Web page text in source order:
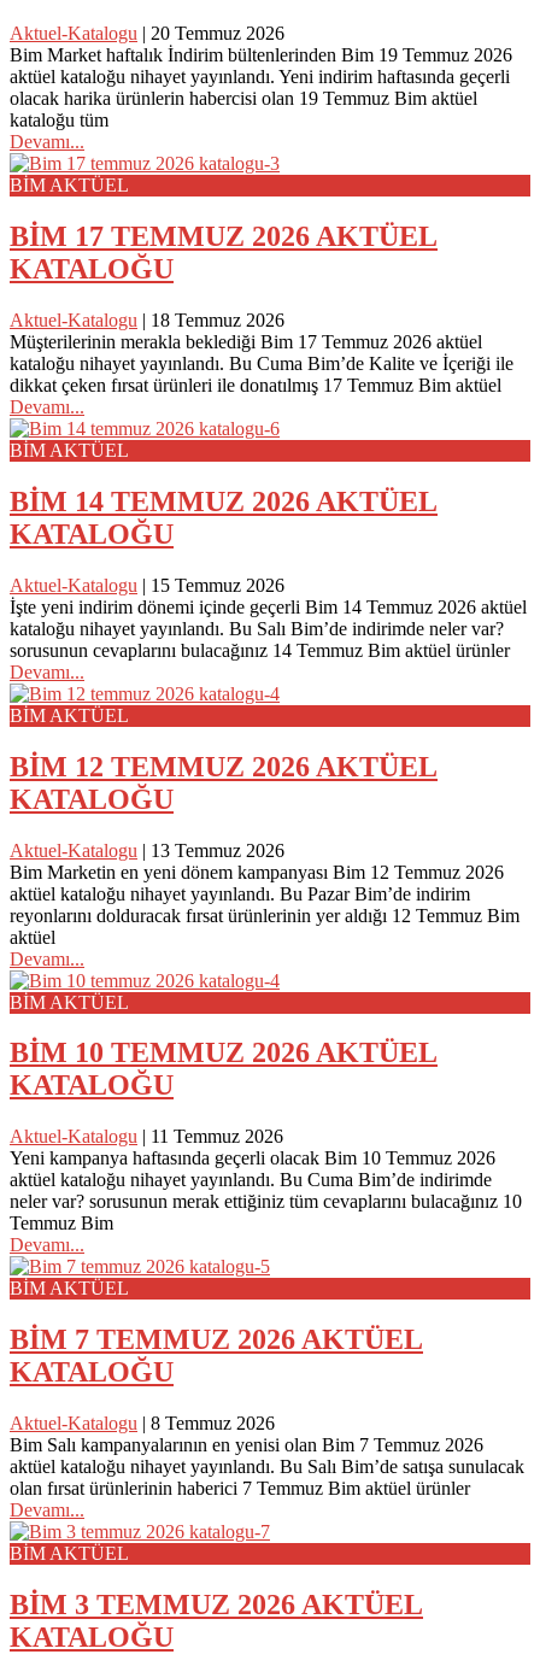
Aktuel-Katalogu | 20 Temmuz 2026
Bim Market haftalık İndirim bültenlerinden Bim 19 Temmuz 2026
aktüel kataloğu nihayet yayınlandı. Yeni indirim haftasında geçerli
olacak harika ürünlerin habercisi olan 19 Temmuz Bim aktüel
kataloğu tüm
Devamı...
BİM AKTÜEL
BİM 17 TEMMUZ 2026 AKTÜEL
KATALOĞU
Aktuel-Katalogu | 18 Temmuz 2026
Müşterilerinin merakla beklediği Bim 17 Temmuz 2026 aktüel
kataloğu nihayet yayınlandı. Bu Cuma Bim’de Kalite ve İçeriği ile
dikkat çeken fırsat ürünleri ile donatılmış 17 Temmuz Bim aktüel
Devamı...
BİM AKTÜEL
BİM 14 TEMMUZ 2026 AKTÜEL
KATALOĞU
Aktuel-Katalogu | 15 Temmuz 2026
İşte yeni indirim dönemi içinde geçerli Bim 14 Temmuz 2026 aktüel
kataloğu nihayet yayınlandı. Bu Salı Bim’de indirimde neler var?
sorusunun cevaplarını bulacağınız 14 Temmuz Bim aktüel ürünler
Devamı...
BİM AKTÜEL
BİM 12 TEMMUZ 2026 AKTÜEL
KATALOĞU
Aktuel-Katalogu | 13 Temmuz 2026
Bim Marketin en yeni dönem kampanyası Bim 12 Temmuz 2026
aktüel kataloğu nihayet yayınlandı. Bu Pazar Bim’de indirim
reyonlarını dolduracak fırsat ürünlerinin yer aldığı 12 Temmuz Bim
aktüel
Devamı...
BİM AKTÜEL
BİM 10 TEMMUZ 2026 AKTÜEL
KATALOĞU
Aktuel-Katalogu | 11 Temmuz 2026
Yeni kampanya haftasında geçerli olacak Bim 10 Temmuz 2026
aktüel kataloğu nihayet yayınlandı. Bu Cuma Bim’de indirimde
neler var? sorusunun merak ettiğiniz tüm cevaplarını bulacağınız 10
Temmuz Bim
Devamı...
BİM AKTÜEL
BİM 7 TEMMUZ 2026 AKTÜEL
KATALOĞU
Aktuel-Katalogu | 8 Temmuz 2026
Bim Salı kampanyalarının en yenisi olan Bim 7 Temmuz 2026
aktüel kataloğu nihayet yayınlandı. Bu Salı Bim’de satışa sunulacak
olan fırsat ürünlerinin haberici 7 Temmuz Bim aktüel ürünler
Devamı...
BİM AKTÜEL
BİM 3 TEMMUZ 2026 AKTÜEL
KATALOĞU